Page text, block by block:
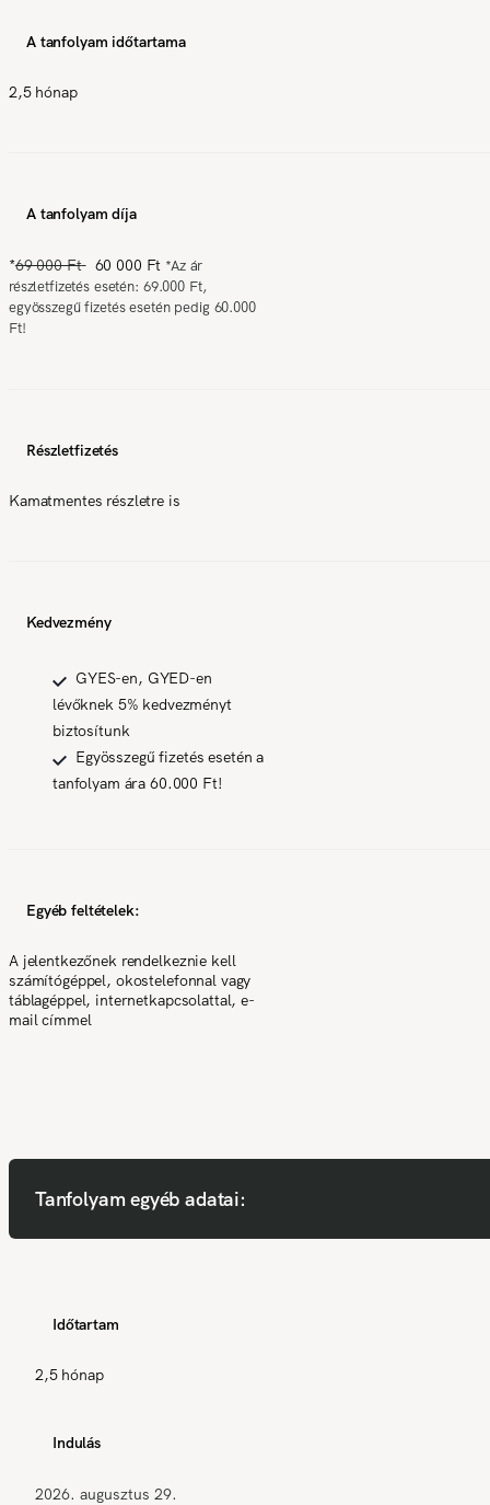
A tanfolyam időtartama
2,5 hónap
A tanfolyam díja
*69 000 Ft 60 000 Ft *Az ár
részletfizetés esetén: 69.000 Ft,
egyösszegű fizetés esetén pedig 60.000
Ft!
Részletfizetés
Kamatmentes részletre is
Kedvezmény
GYES-en, GYED-en
lévőknek 5% kedvezményt
biztosítunk
Egyösszegű fizetés esetén a
tanfolyam ára 60.000 Ft!
Egyéb feltételek:
A jelentkezőnek rendelkeznie kell
számítógéppel, okostelefonnal vagy
táblagéppel, internetkapcsolattal, e-
mail címmel
Tanfolyam egyéb adatai:
Időtartam
2,5 hónap
Indulás
2026. augusztus 29.